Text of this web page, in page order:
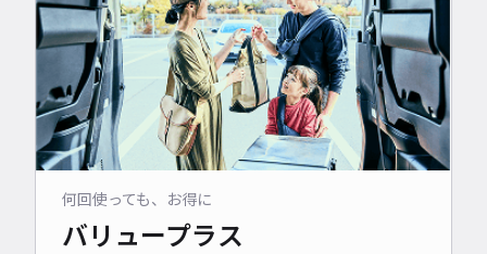
何回使っても、お得に
バリュープラス